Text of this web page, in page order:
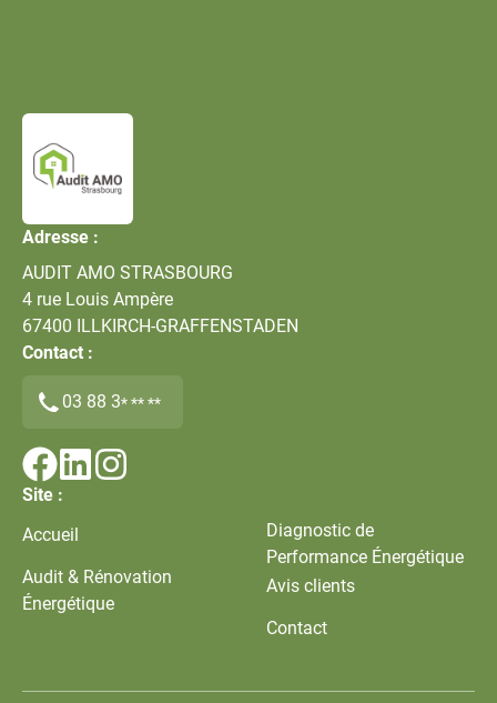
Adresse :
AUDIT AMO STRASBOURG
4 rue Louis Ampère
67400 ILLKIRCH-GRAFFENSTADEN
Contact :
03 88 3* ** **
Site :
Accueil
Audit & Rénovation
Énergétique
Diagnostic de
Performance Énergétique
Avis clients
Contact